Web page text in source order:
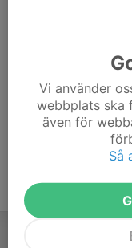
Vi använder
webbplats ska
även för
Så